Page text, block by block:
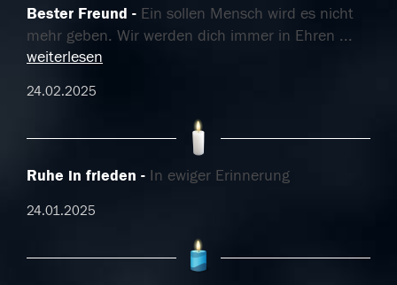
Bester Freund
Ein sollen Mensch wird es nicht
mehr geben. Wir werden dich immer in Ehren ...
weiterlesen
24.02.2025
Ruhe in frieden In ewiger Erinnerung
24.01.2025